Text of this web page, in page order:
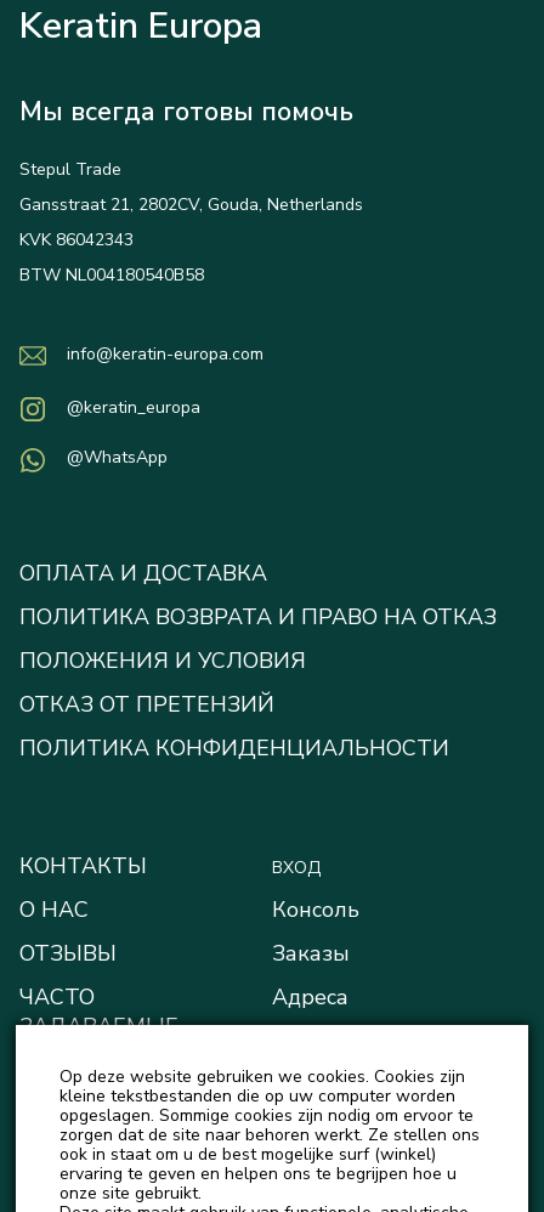
Keratin Europa
Мы всегда готовы помочь
Stepul Trade
Gansstraat 21, 2802CV, Gouda, Netherlands
KVK 86042343
BTW NL004180540B58
info@keratin-europa.com
@keratin_europa
@WhatsApp
ОПЛАТА И ДОСТАВКА
ПОЛИТИКА ВОЗВРАТА И ПРАВО НА ОТКАЗ
ПОЛОЖЕНИЯ И УСЛОВИЯ
ОТКАЗ ОТ ПРЕТЕНЗИЙ
ПОЛИТИКА КОНФИДЕНЦИАЛЬНОСТИ
КОНТАКТЫ
О НАС
ОТЗЫВЫ
ЧАСТО
ЗАДАВАЕМЫЕ
БЛОГ
НОВОСТИ
ВХОД
Консоль
Заказы
Адреса
Мой кошелёк
Детали учётной записи
Выход
Op deze website gebruiken we cookies. Cookies zijn
kleine tekstbestanden die op uw computer worden
opgeslagen. Sommige cookies zijn nodig om ervoor te
zorgen dat de site naar behoren werkt. Ze stellen ons
ook in staat om u de best mogelijke surf (winkel)
ervaring te geven en helpen ons te begrijpen hoe u
onze site gebruikt.